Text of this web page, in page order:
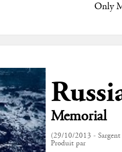
Only
Memorial
(29/10/2013 -
Produit par